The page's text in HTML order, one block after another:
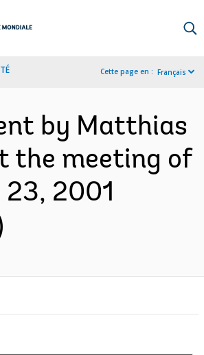
Cette page en : Français
by Matthias
the meeting of
2001